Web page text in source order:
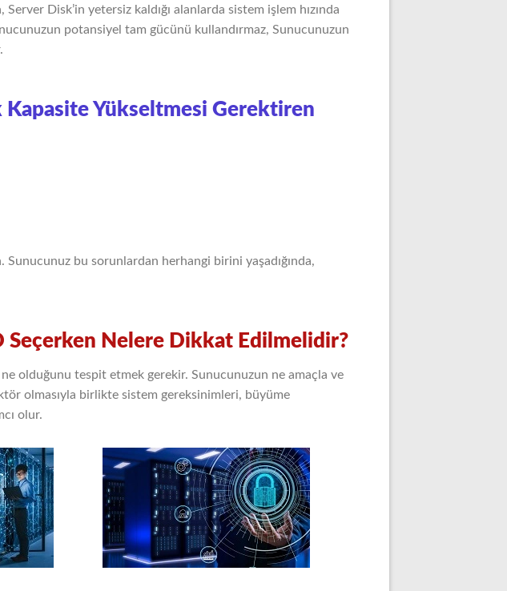
Disk’in yetersiz kaldığı alanlarda sistem işlem hızında
potansiyel tam gücünü kullandırmaz, Sunucunuzun
Kapasite Yükseltmesi Gerektiren
Sunucunuz bu sorunlardan herhangi birini yaşadığında,
Seçerken Nelere Dikkat Edilmelidir?
ne olduğunu tespit etmek gerekir. Sunucunuzun ne amaçla ve
olmasıyla birlikte sistem gereksinimleri, büyüme
olur.